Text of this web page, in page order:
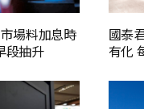
場料加息時
段抽升
國泰
有化